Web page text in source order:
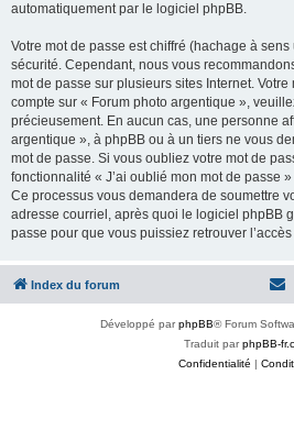
automatiquement par le logiciel phpBB.
Votre mot de passe est chiffré (hachage à
sécurité. Cependant, nous vous
mot de passe sur plusieurs sites Internet.
compte sur « Forum photo argentique »,
précieusement. En aucun cas, une personne
argentique », à phpBB ou à un tiers ne vous
mot de passe. Si vous oubliez votre mot de
fonctionnalité « J’ai oublié mon mot de passe
Ce processus vous demandera de soumettre
adresse courriel, après quoi le logiciel phpBB
passe pour que vous puissiez retrouver
Index du forum
Développé parphpBB® Forum
Traduit parphpBB-
Confidentialité |